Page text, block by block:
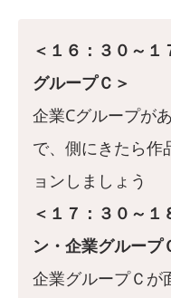
＜１６：３０～
グループＣ＞
企業Cグループが
で、側にきたら作
ョンしましょう
＜１７：３０～１
ン・企業グループ
企業グループＣが